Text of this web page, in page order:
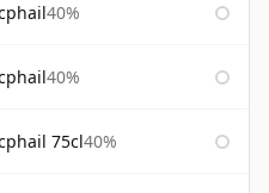
40%
40%
75cl40%